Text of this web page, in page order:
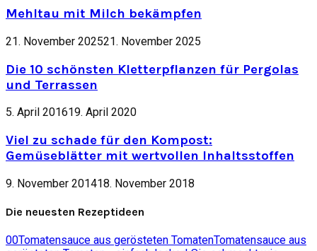
Mehltau mit Milch bekämpfen
21. November 202521. November 2025
Die 10 schönsten Kletterpflanzen für Pergolas
und Terrassen
5. April 201619. April 2020
Viel zu schade für den Kompost:
Gemüseblätter mit wertvollen Inhaltsstoffen
9. November 201418. November 2018
Die neuesten Rezeptideen
00Tomatensauce aus gerösteten TomatenTomatensauce aus